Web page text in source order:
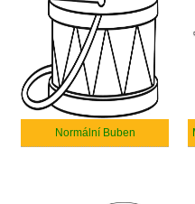
Normální Buben